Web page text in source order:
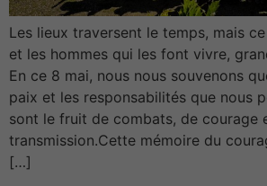
Les lieux traversent le temps, mais
et les hommes qui les font vivre,
En ce 8 mai, nous nous souvenons
paix et les responsabilités que nous
sont le fruit de combats, de courage
transmission.Cette mémoire du
[…]